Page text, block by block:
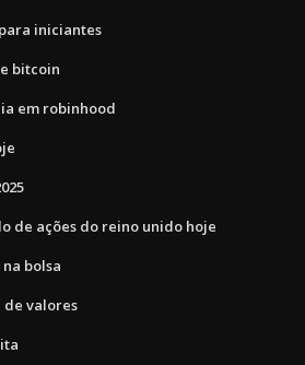
iniciantes
bitcoin
em robinhood
de ações do reino unido hoje
bolsa
de valores